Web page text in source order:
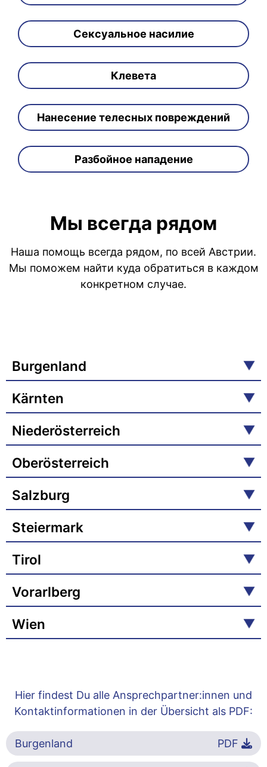
Сексуальное насилие
Клевета
Нанесение телесных повреждений
Разбойное нападение
Мы всегда рядом
Наша помощь всегда рядом, по всей Австрии.
Мы поможем найти куда обратиться в каждом
конкретном случае.
Burgenland
Kärnten
Niederösterreich
Oberösterreich
Salzburg
Steiermark
Tirol
Vorarlberg
Wien
Hier findest Du alle Ansprechpartner:innen und
Kontaktinformationen in der Übersicht als PDF:
Burgenland PDF